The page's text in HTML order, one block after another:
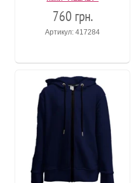
760 грн.
Артикул: 417284